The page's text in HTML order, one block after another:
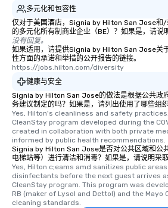
多元化和包容性
仅对于美国酒店，Signia by Hilton San Jose和/
的多元化所有制商业企业（BE）？如果是，请说
没有回复。
如果适用，请提供Signia by Hilton San Jose关
性方面的承诺和举措的公开报告的链接。
https://jobs.hilton.com/diversity
健康与安全
Signia by Hilton San Jose的做法是根据公共政
务建议制定的吗？如果是，请列出使用了哪些组
Yes, Hilton's cleanliness and safety
CleanStay program developed during the
created in collaboration with both private
informed by public health recommendations.
Signia by Hilton San Jose是否对公共区域和公
电梯站等）进行清洁和消毒？如果是，请说明采
Yes, Hilton c;eams amd sanitizes public
disinfectants before the next guest arrives
CleanStay program. This program was
RB (maker of Lysol and Dettol) and the Mayo
cleaning standards.